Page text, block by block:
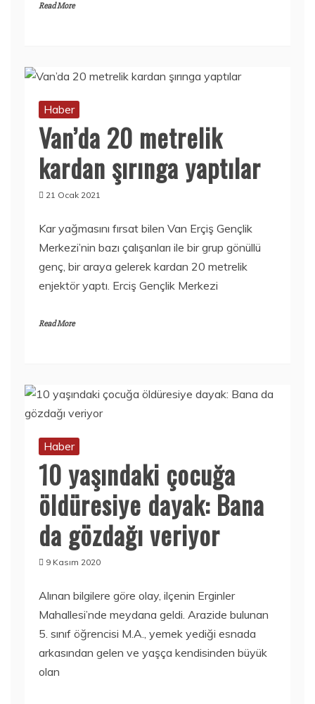
Read More
Haber
Van’da 20 metrelik
kardan şırınga yaptılar
21 Ocak 2021
Kar yağmasını fırsat bilen Van Erçiş Gençlik
Merkezi’nin bazı çalışanları ile bir grup gönüllü
genç, bir araya gelerek kardan 20 metrelik
enjektör yaptı. Erciş Gençlik Merkezi
Read More
Haber
10 yaşındaki çocuğa
öldüresiye dayak: Bana
da gözdağı veriyor
9 Kasım 2020
Alınan bilgilere göre olay, ilçenin Erginler
Mahallesi’nde meydana geldi. Arazide bulunan
5. sınıf öğrencisi M.A., yemek yediği esnada
arkasından gelen ve yaşça kendisinden büyük
olan